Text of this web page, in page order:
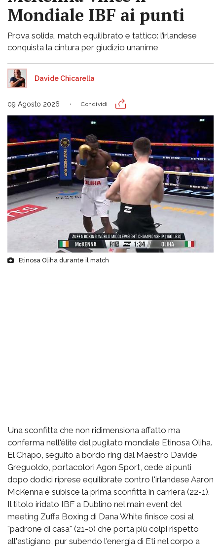
Mondiale IBF ai punti
Prova solida, match equilibrato e tattico: l’irlandese
conquista la cintura per giudizio unanime
Davide Chicarella
09 Agosto 2026 Condividi
Etinosa Oliha durante il match
Una sconfitta che non ridimensiona affatto ma
conferma nell'élite del pugilato mondiale Etinosa Oliha.
El Chapo, seguito a bordo ring dal Maestro Davide
Greguoldo, portacolori Agon Sport, cede ai punti
dopo dodici riprese equilibrate contro l'irlandese Aaron
McKenna e subisce la prima sconfitta in carriera (22-1).
Il titolo iridato IBF a Dublino nel main event del
meeting Zuffa Boxing di Dana White finisce così al
"padrone di casa" (21-0) che porta più colpi rispetto
all'astigiano, pur subendo l'energia di Eti nel corpo a